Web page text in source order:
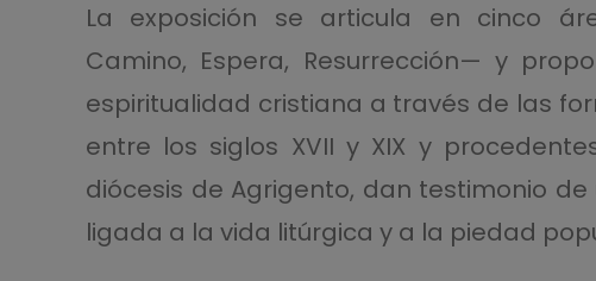
La exposición se articula en cinco
Camino, Espera, Resurrección— y
espiritualidad cristiana a través de las
entre los siglos XVII y XIX y
diócesis de Agrigento, dan testimonio
ligada a la vida litúrgica y a la piedad